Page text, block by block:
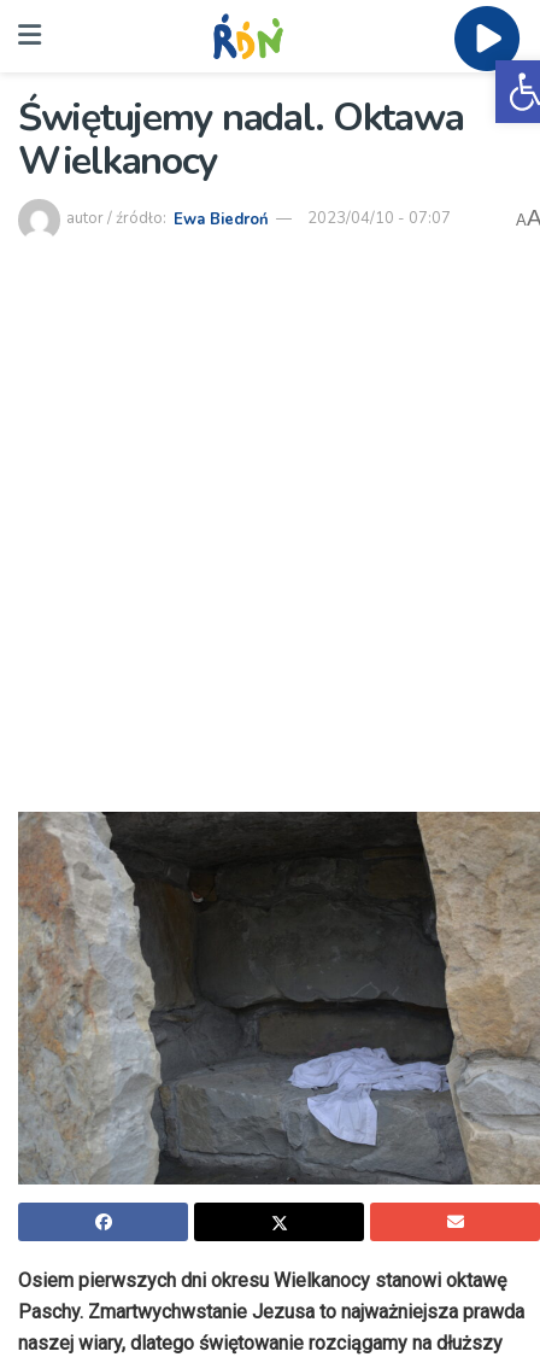
Świętujemy nadal. Oktawa
Wielkanocy
autor / źródło: Ewa Biedroń 2023/04/10 - 07:07 A
Osiem pierwszych dni okresu Wielkanocy stanowi oktawę
Paschy. Zmartwychwstanie Jezusa to najważniejsza prawda
naszej wiary, dlatego świętowanie rozciągamy na dłuższy